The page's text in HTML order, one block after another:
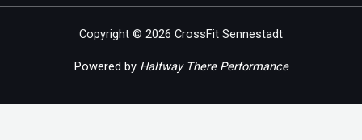
Copyright © 2026 CrossFit Sennestadt
Powered by Halfway There Performance